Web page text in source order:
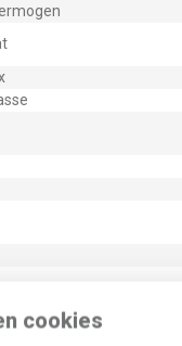
cookies
met connectorsysteem